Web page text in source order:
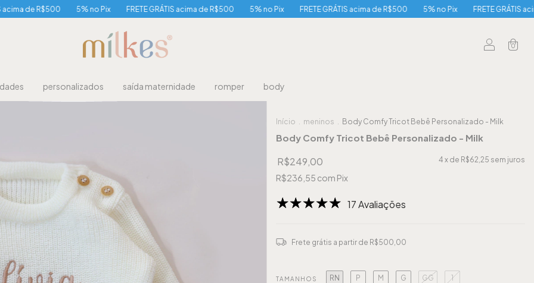
5% no Pix FRETE GRÁTIS acima de R$500 5% no Pix FRETE GRÁTIS acima de R$500 5% no Pix FRETE GRÁTIS acima de R$500
0
personalizados saída maternidade romper body
Início . meninos . Body Comfy Tricot Bebê Personalizado - Milk
Body Comfy Tricot Bebê Personalizado - Milk
R$249,00 4 x de R$62,25 sem juros
R$236,55 com Pix
17 Avaliações
Frete grátis a partir de R$500,00
TAMANHOS RN P M G GG 1